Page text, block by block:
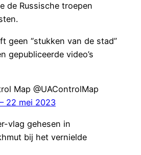
de Russische troepen
geen “stukken van de stad”
gepubliceerde video’s
Map @UAControlMap
22 mei 2023
vlag gehesen in
bij het vernielde